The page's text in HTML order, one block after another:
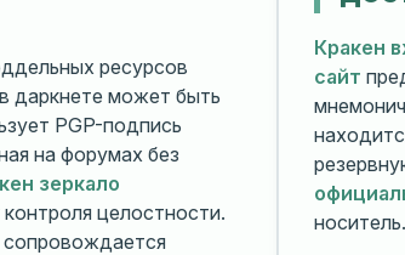
ресурсов
в даркнете может быть
PGP-подпись
на форумах без
зеркало
целостности.
сопровождается
Кракен
сайт
носитель.